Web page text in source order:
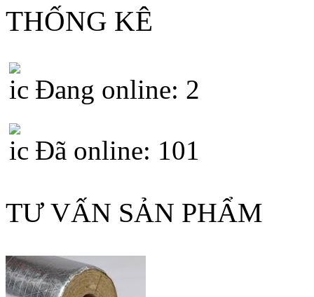
THỐNG KÊ
Đang online: 2
Đã online: 101
TƯ VẤN SẢN PHẨM